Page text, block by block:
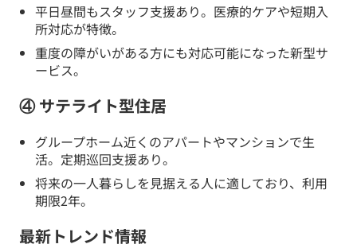
平日昼間もスタッフ支援あり。医療的ケアや短期入
所対応が特徴。
重度の障がいがある方にも対応可能になった新型サ
ービス。
④ サテライト型住居
グループホーム近くのアパートやマンションで生
活。定期巡回支援あり。
将来の一人暮らしを見据える人に適しており、利用
期限2年。
最新トレンド情報